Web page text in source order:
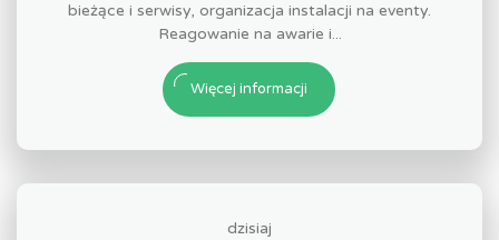
bieżące i serwisy, organizacja instalacji na eventy.
Reagowanie na awarie i...
Więcej informacji
dzisiaj